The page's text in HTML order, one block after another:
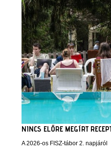
NINCS ELŐRE MEGÍRT
A 2026-os FISZ-tábor 2. napjáról